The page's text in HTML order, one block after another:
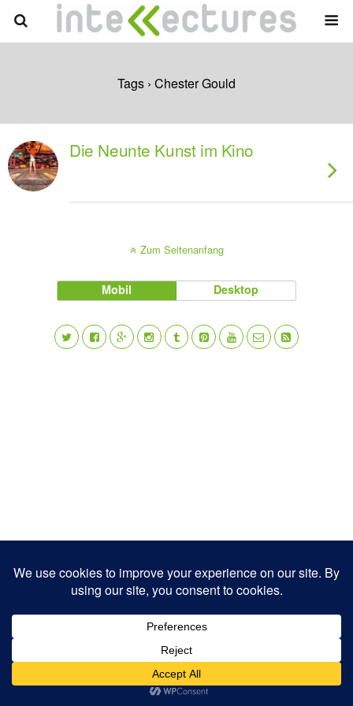
Tags › Chester Gould
Die Neunte Kunst im Kino
Zum Seitenanfang
Mobil Desktop